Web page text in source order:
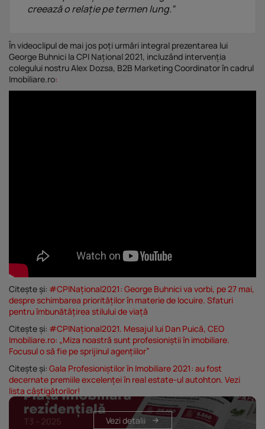
creează o relație pe termen lung.”
În videoclipul de mai jos poți urmări integral prezentarea lui
George Buhnici la CPI Național 2021, incluzând intervenția
colegului nostru Alex Dozsa, B2B Marketing Coordinator în cadrul
Imobiliare.ro:
Citește și: #CPINațional2021: George Buhnici va vorbi, pe 27 mai,
despre schimbarea priorităților în materie de locuire. Sfaturi
pentru îmbunătățirea stilului de viață
Citește și: #CPINațional2021. Mesajul lui Dan Puică, CEO
Imobiliare.ro: „Miza noastră sunt profesioniștii în imobiliare.
Focusul o să fie pe sprijinul agențiilor”
Citește și: Gala Profesioniștilor în Imobiliare 2021: au fost
decernate premiile excelenței în real estate-ul autohton. Vezi
lista câștigătorilor!
Vezi detalii